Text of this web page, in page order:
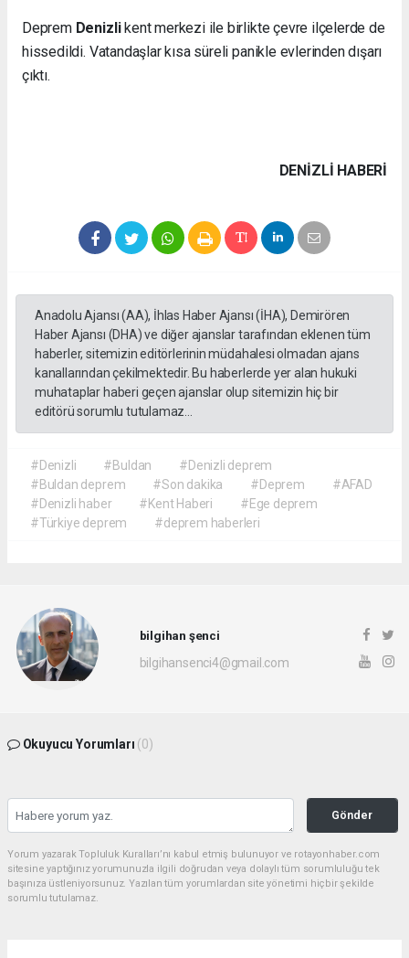
Deprem Denizlikent merkezi ile birlikte çevre ilçelerde de
hissedildi. Vatandaşlar kısa süreli panikle evlerinden dışarı
çıktı.
DENIZLI HABERİ
Anadolu Ajansı (AA), İhlas Haber Ajansı (İHA), Demirören
Haber Ajansı (DHA) ve diğer ajanslar tarafından eklenen tüm
haberler, sitemizin editörlerinin müdahalesi olmadan ajans
kanallarından çekilmektedir. Bu haberlerde yer alan hukuki
muhataplar haberi geçen ajanslar olup sitemizin hiç bir
editörü sorumlu tutulamaz...
#Denizli #Buldan
#Denizli deprem
#Buldan deprem
#Son dakika #Deprem
#AFAD
#Denizli haber
#Kent Haberi
#Ege deprem
#Türkiye deprem
#deprem haberleri
bilgihan şenci
bilgihansenci4@gmail.com
Okuyucu Yorumları (0)
Gönder
Yorum yazarak Topluluk Kuralları’nı kabul etmiş bulunuyor ve rotayonhaber.com
sitesine yaptığınız yorumunuzla ilgili doğrudan veya dolaylı tüm sorumluluğu tek
başınıza üstleniyorsunuz. Yazılan tüm yorumlardan site yönetimi hiçbir şekilde
sorumlu tutulamaz.